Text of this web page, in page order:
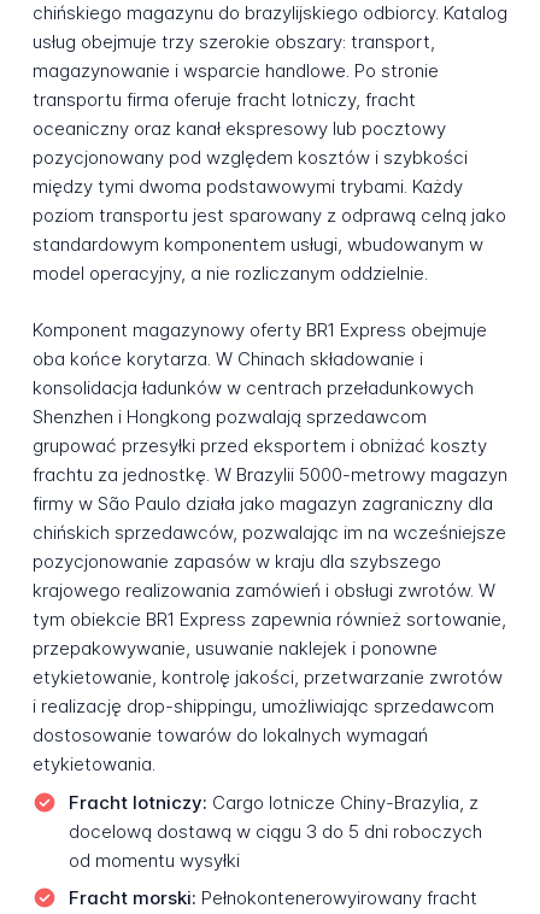
chińskiego magazynu do brazylijskiego odbiorcy. Katalog
usług obejmuje trzy szerokie obszary: transport,
magazynowanie i wsparcie handlowe. Po stronie
transportu firma oferuje fracht lotniczy, fracht
oceaniczny oraz kanał ekspresowy lub pocztowy
pozycjonowany pod względem kosztów i szybkości
między tymi dwoma podstawowymi trybami. Każdy
poziom transportu jest sparowany z odprawą celną jako
standardowym komponentem usługi, wbudowanym w
model operacyjny, a nie rozliczanym oddzielnie.
Komponent magazynowy oferty BR1 Express obejmuje
oba końce korytarza. W Chinach składowanie i
konsolidacja ładunków w centrach przeładunkowych
Shenzhen i Hongkong pozwalają sprzedawcom
grupować przesyłki przed eksportem i obniżać koszty
frachtu za jednostkę. W Brazylii 5000-metrowy magazyn
firmy w São Paulo działa jako magazyn zagraniczny dla
chińskich sprzedawców, pozwalając im na wcześniejsze
pozycjonowanie zapasów w kraju dla szybszego
krajowego realizowania zamówień i obsługi zwrotów. W
tym obiekcie BR1 Express zapewnia również sortowanie,
przepakowywanie, usuwanie naklejek i ponowne
etykietowanie, kontrolę jakości, przetwarzanie zwrotów
i realizację drop-shippingu, umożliwiając sprzedawcom
dostosowanie towarów do lokalnych wymagań
etykietowania.
Fracht lotniczy: Cargo lotnicze Chiny-Brazylia, z
docelową dostawą w ciągu 3 do 5 dni roboczych
od momentu wysyłki
Fracht morski: Pełnokontenerowyirowany fracht